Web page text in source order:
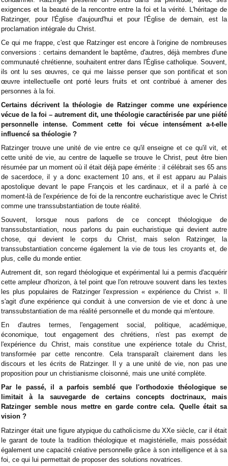
exigences et la beauté de la rencontre entre la foi et la vérité. L'héritage de
Ratzinger, pour l'Église d'aujourd'hui et pour l'Église de demain, est la
proclamation intégrale du Christ.
Ce qui me frappe, c'est que Ratzinger est encore à l'origine de nombreuses
conversions : certains demandent le baptême, d'autres, déjà membres d'une
communauté chrétienne, souhaitent entrer dans l'Église catholique. Souvent,
ils ont lu ses œuvres, ce qui me laisse penser que son pontificat et son
œuvre intellectuelle ont porté leurs fruits et ont contribué à amener des
personnes à la foi.
Certains décrivent la théologie de Ratzinger comme une expérience
vécue de la foi – autrement dit, une théologie caractérisée par une piété
personnelle intense. Comment cette foi vécue intensément a-t-elle
influencé sa théologie ?
Ratzinger trouve une unité de vie entre ce qu'il enseigne et ce qu'il vit, et
cette unité de vie, au centre de laquelle se trouve le Christ, peut être bien
résumée par un moment où il était déjà pape émérite : il célébrait ses 65 ans
de sacerdoce, il y a donc exactement 10 ans, et il est apparu au Palais
apostolique devant le pape François et les cardinaux, et il a parlé à ce
moment-là de l'expérience de foi de la rencontre eucharistique avec le Christ
comme une transsubstantiation de toute réalité.
Souvent, lorsque nous parlons de ce concept théologique de
transsubstantiation, nous parlons du pain eucharistique qui devient autre
chose, qui devient le corps du Christ, mais selon Ratzinger, la
transsubstantiation concerne également la vie de tous les croyants et, de
plus, celle du monde entier.
Autrement dit, son regard théologique et expérimental lui a permis d'acquérir
cette ampleur d'horizon, à tel point que l'on retrouve souvent dans les textes
les plus populaires de Ratzinger l'expression « expérience du Christ ». Il
s'agit d'une expérience qui conduit à une conversion de vie et donc à une
transsubstantiation de ma réalité personnelle et du monde qui m'entoure.
En d'autres termes, l'engagement social, politique, académique,
économique, tout engagement des chrétiens, n'est pas exempt de
l'expérience du Christ, mais constitue une expérience totale du Christ,
transformée par cette rencontre. Cela transparaît clairement dans les
discours et les écrits de Ratzinger. Il y a une unité de vie, non pas une
proposition pour un christianisme cloisonné, mais une unité complète.
Par le passé, il a parfois semblé que l'orthodoxie théologique se
limitait à la sauvegarde de certains concepts doctrinaux, mais
Ratzinger semble nous mettre en garde contre cela. Quelle était sa
vision ?
Ratzinger était une figure atypique du catholicisme du XXe siècle, car il était
le garant de toute la tradition théologique et magistérielle, mais possédait
également une capacité créative personnelle grâce à son intelligence et à sa
foi, ce qui lui permettait de proposer des solutions novatrices.